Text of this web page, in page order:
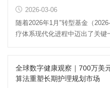
2026-03-06
随着2026年1月"转型基金（
疗体系现代化进程中迈出了关键
全球数字健康观察｜700万美
算法重塑长期护理规划市场